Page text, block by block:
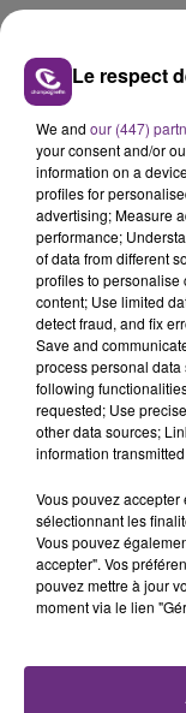
FIL
Le respect
We and our (447)
your consent and/or
information on a
profiles for
advertising; Measure
performance;
of data from different
profiles to personalise
content; Use limited
detect fraud, and fix
Save and
process personal
following
requested; Use
other data sources;
information
Vous pouvez accepter
sélectionnant les
Vous pouvez
accepter". Vos
pouvez mettre à jour
moment via le lien